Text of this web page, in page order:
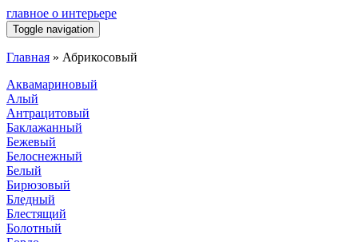
главное о интерьере
Toggle navigation
Главная » Абрикосовый
Аквамариновый
Алый
Антрацитовый
Баклажанный
Бежевый
Белоснежный
Белый
Бирюзовый
Бледный
Блестящий
Болотный